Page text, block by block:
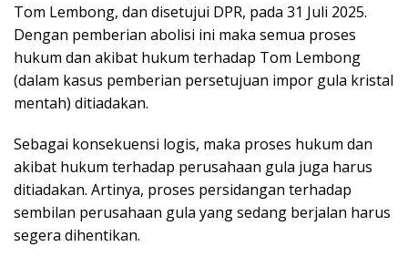
Tom Lembong, dan disetujui DPR, pada 31 Juli 2025.
Dengan pemberian abolisi ini maka semua proses
hukum dan akibat hukum terhadap Tom Lembong
(dalam kasus pemberian persetujuan impor gula kristal
mentah) ditiadakan.
Sebagai konsekuensi logis, maka proses hukum dan
akibat hukum terhadap perusahaan gula juga harus
ditiadakan. Artinya, proses persidangan terhadap
sembilan perusahaan gula yang sedang berjalan harus
segera dihentikan.